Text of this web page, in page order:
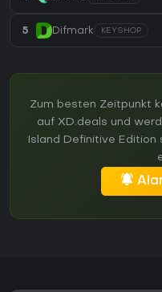
5 Difmark KEYSHOP
Zum besten Zeitpunkt
auf XD.deals und
Island Definitive